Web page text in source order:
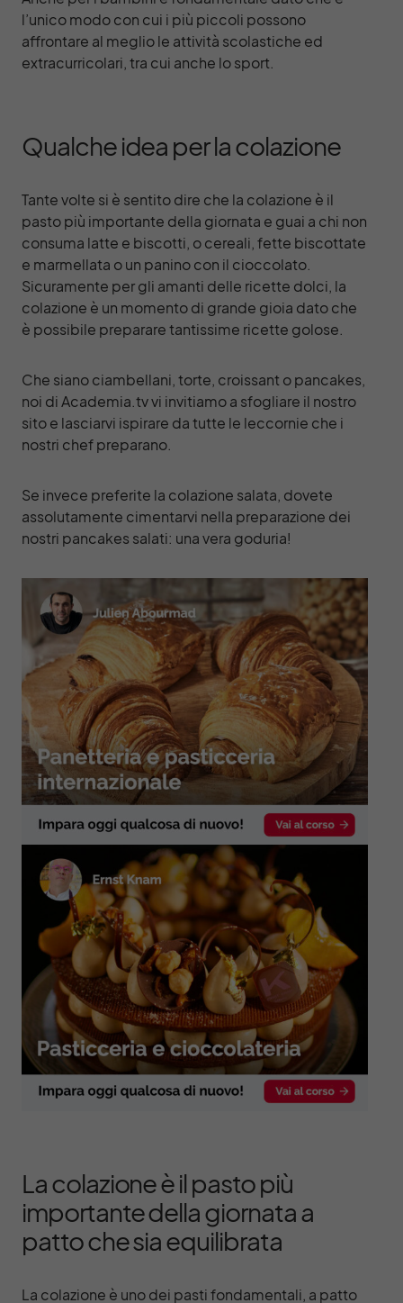
l’unico modo con cui i più piccoli possono
affrontare al meglio le attività scolastiche ed
extracurricolari, tra cui anche lo sport.
Qualche idea per la colazione
Tante volte si è sentito dire che la colazione è il
pasto più importante della giornata e guai a chi non
consuma latte e biscotti, o cereali, fette biscottate
e marmellata o un panino con il cioccolato.
Sicuramente per gli amanti delle ricette dolci, la
colazione è un momento di grande gioia dato che
è possibile preparare tantissime ricette golose.
Che siano ciambellani, torte, croissant opancakes
noi di Academia.tv vi invitiamo a sfogliare il nostro
sito e lasciarvi ispirare da tutte le leccornie che i
nostri chef preparano.
Se invece preferite la colazione salata, dovete
assolutamente cimentarvi nella preparazione dei
nostri pancakes salati: una vera goduria!
La colazione è il pasto più
importante della giornata a
patto che sia equilibrata
La colazione è uno dei pasti fondamentali, a patto